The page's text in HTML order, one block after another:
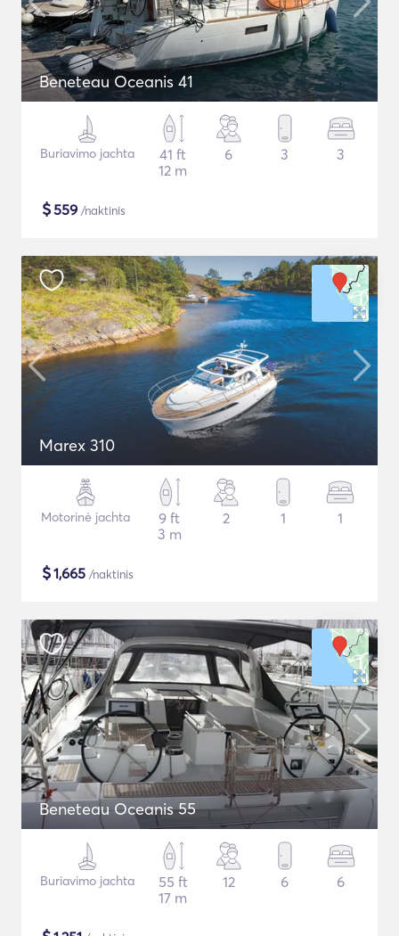
Beneteau Oceanis 41
Buriavimo jachta
41 ft
12 m
6 3 3
$559 /naktinis
Marex 310
Motorinė jachta
9 ft
3 m
2 1 1
$1,665 /naktinis
Beneteau Oceanis 55
Buriavimo jachta
55 ft
17 m
12 6 6